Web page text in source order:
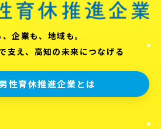
企業も、地域も。
支え、高知の未来につなげる
性育休推進企業とは